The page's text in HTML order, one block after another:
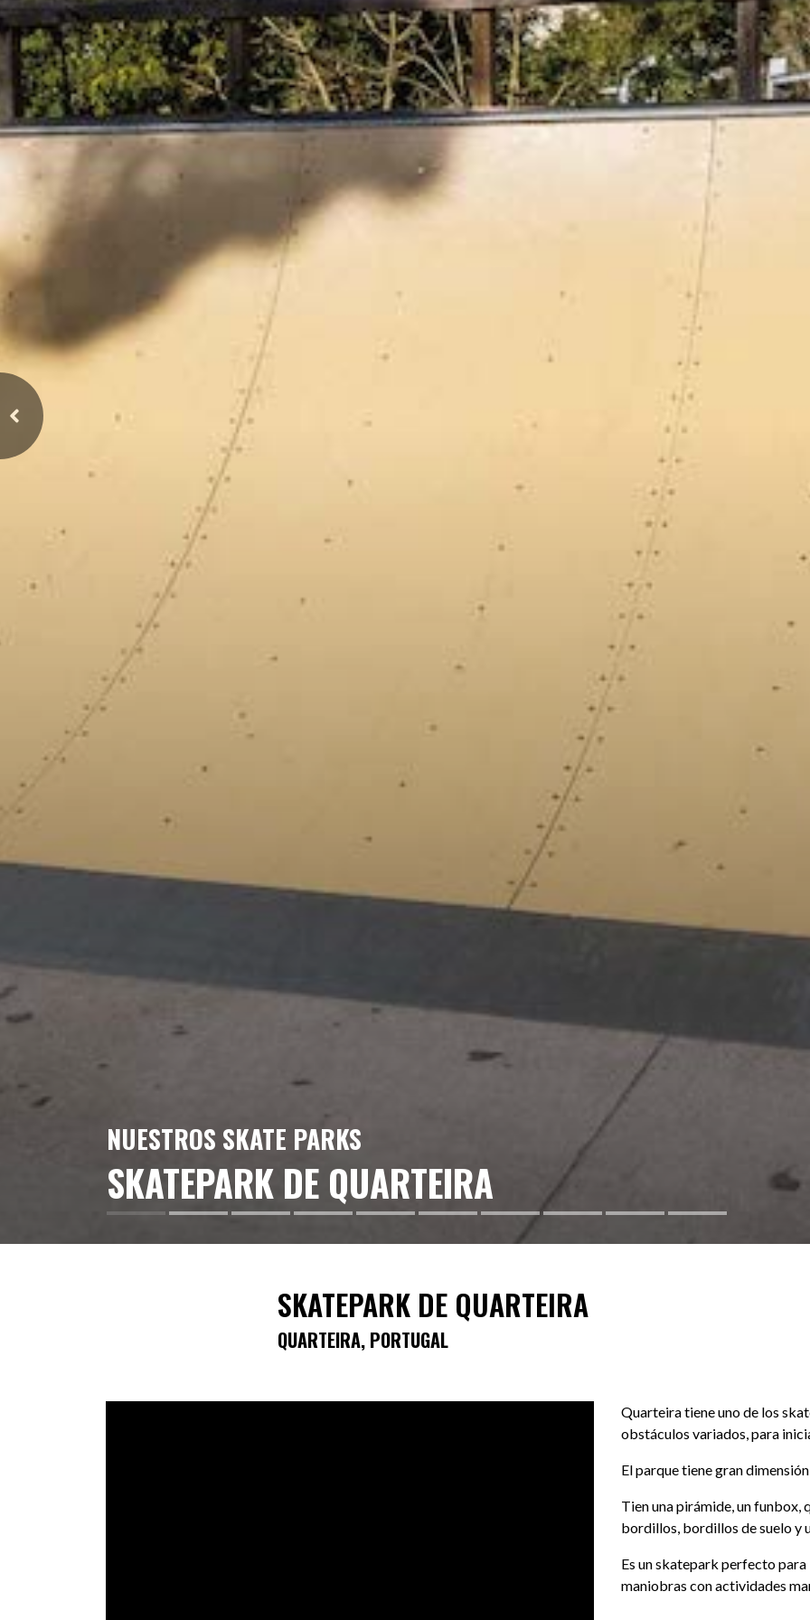
NUESTROS SKATE PARKS
SKATEPARK DE QUARTEIRA
Previous
SKATEPARK DE QUARTEIRA
QUARTEIRA, PORTUGAL
Quarteira tiene uno de los
obstáculos variados, para
El parque tiene gran
Tien una pirámide, un funbox,
bordillos, bordillos de suelo y
Es un skatepark perfecto
maniobras con actividades